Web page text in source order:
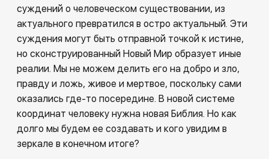
суждений о человеческом существовании, из
актуального превратился в остро актуальный. Эти
суждения могут быть отправной точкой к истине,
но сконструированный Новый Мир образует иные
реалии. Мы не можем делить его на добро и зло,
правду и ложь, живое и мертвое, поскольку сами
оказались где-то посередине. В новой системе
координат человеку нужна новая Библия. Но как
долго мы будем ее создавать и кого увидим в
зеркале в конечном итоге?